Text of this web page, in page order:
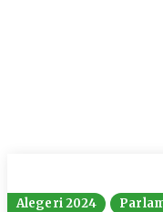
Alegeri 2024